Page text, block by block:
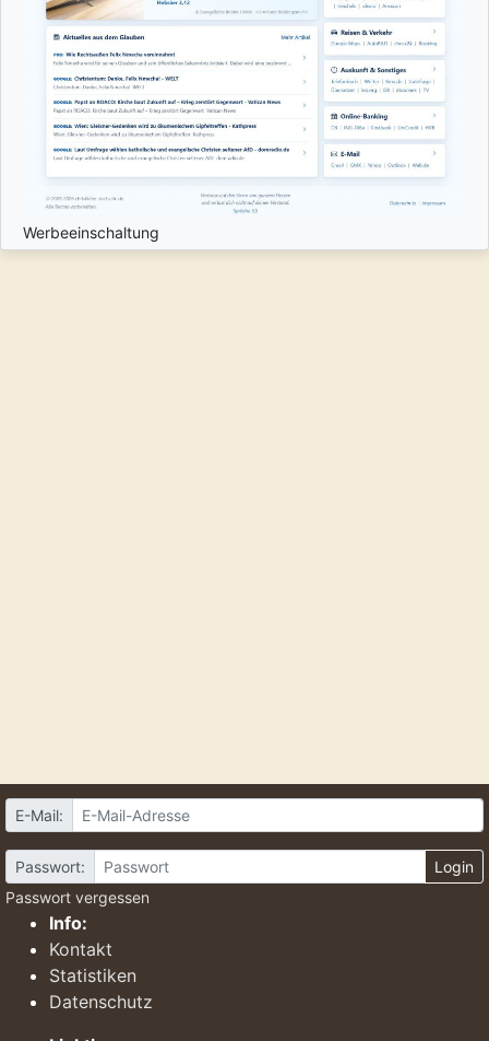
Werbeeinschaltung
E-Mail:
Passwort:
Login
Passwort vergessen
Info:
Kontakt
Statistiken
Datenschutz